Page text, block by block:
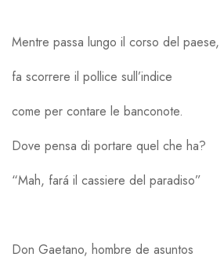
Mentre passa lungo il corso del paese,
fa scorrere il pollice sull’indice
come per contare le banconote.
Dove pensa di portare quel che ha?
“Mah, fará il cassiere del paradiso”
Don Gaetano, hombre de asuntos